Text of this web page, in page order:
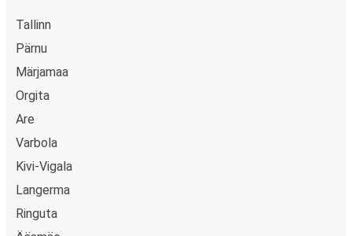
Tallinn
Pärnu
Märjamaa
Orgita
Are
Varbola
Kivi-Vigala
Langerma
Ringuta